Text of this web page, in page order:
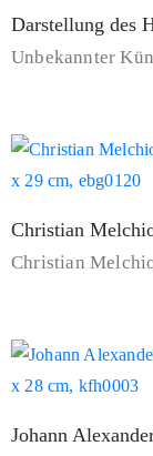
Darstellung des
Unbekannter
Christian
Christian
Johann